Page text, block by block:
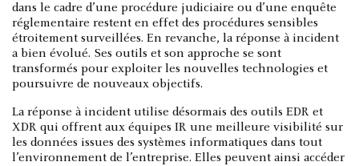
dans le cadre d’une procédure judiciaire ou d’une enquête
réglementaire restent en effet des procédures sensibles
étroitement surveillées. En revanche, la réponse à incident
a bien évolué. Ses outils et son approche se sont
transformés pour exploiter les nouvelles technologies et
poursuivre de nouveaux objectifs.
La réponse à incident utilise désormais des outils EDR et
XDR qui offrent aux équipes IR une meilleure visibilité sur
les données issues des systèmes informatiques dans tout
l’environnement de l’entreprise. Elles peuvent ainsi accéder